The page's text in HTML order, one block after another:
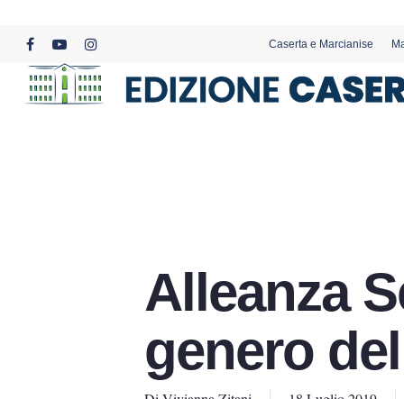
content
facebookyoutubeinstagram
Caserta e Marcianise
Alleanza
genero